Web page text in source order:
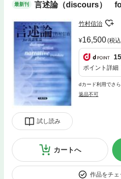
最新刊 言述論（discours）
試し読み
竹村信治
16,500(税
ポイント詳細
dカード利用でさ
返品不可
カートへ
作品をチェ